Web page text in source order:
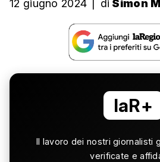
12 giugno 2024 di Simon
laR+
Il lavoro dei nostri giornalisti
verificate e